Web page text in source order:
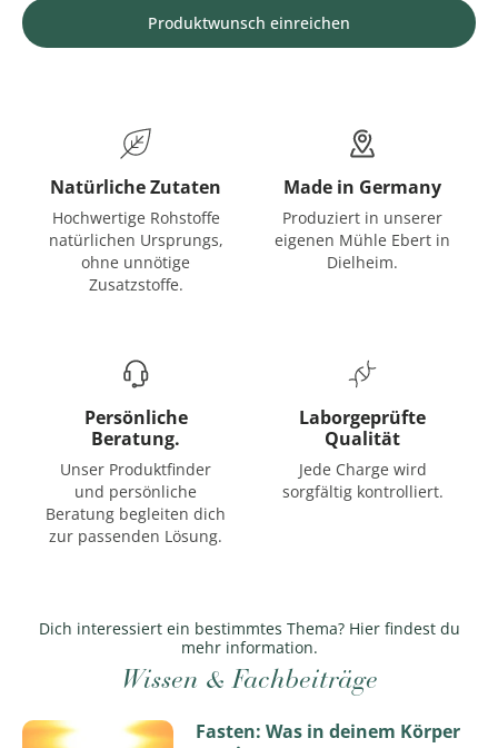
Produktwunsch einreichen
Natürliche Zutaten
Hochwertige Rohstoffe
natürlichen Ursprungs,
ohne unnötige
Zusatzstoffe.
Made in Germany
Produziert in unserer
eigenen Mühle Ebert in
Dielheim.
Persönliche
Beratung.
Unser Produktfinder
und persönliche
Beratung begleiten dich
zur passenden Lösung.
Laborgeprüfte
Qualität
Jede Charge wird
sorgfältig kontrolliert.
Dich interessiert ein bestimmtes Thema? Hier findest du
mehr information.
Wissen & Fachbeiträge
Fasten: Was in deinem Körper